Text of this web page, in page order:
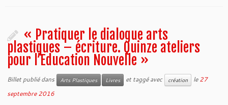
« Pratiquer le dialogue arts
plastiques – écriture. Quinze ateliers
pour l’Education Nouvelle »
Billet publié dans Arts Plastiques Livres et taggé avec création le27
septembre 2016